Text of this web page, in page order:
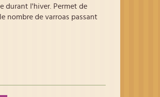
durant l'hiver. Permet de
nombre de varroas passant